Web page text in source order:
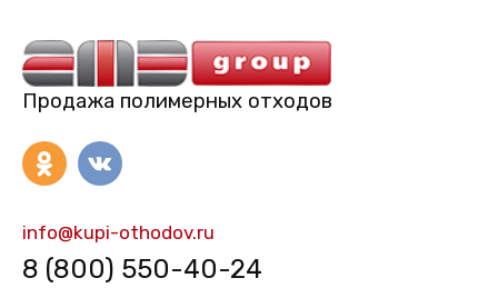
Продажа полимерных отходов
info@kupi-othodov.ru
8 (800) 550-40-24